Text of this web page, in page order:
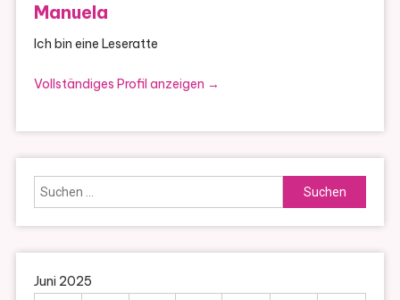
Manuela
Ich bin eine Leseratte
Vollständiges Profil anzeigen →
Suchen
nach:
Juni 2025